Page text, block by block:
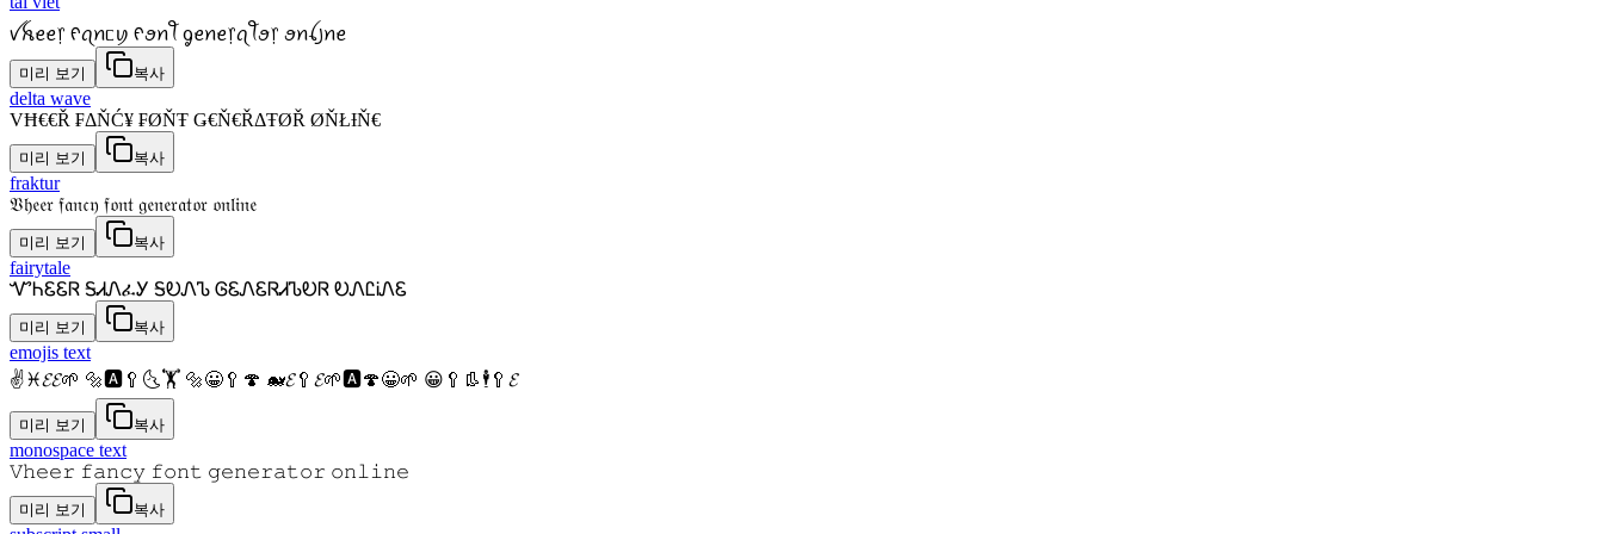
ꪜꫝꫀꫀ᥅ ᠻꪖꪀᥴꪗ ᠻꪮꪀꪻ ᧁꫀꪀꫀ᥅ꪖꪻꪮ᥅ ꪮꪀꪶ꠸ꪀꫀ
미리 보기 복사
delta wave
VĦ€€Ř ₣ΔŇĆ¥ ₣ØŇŦ Ǥ€Ň€ŘΔŦØŘ ØŇŁƗŇ€
미리 보기 복사
fraktur
𝔙𝔥𝔢𝔢𝔯 𝔣𝔞𝔫𝔠𝔶 𝔣𝔬𝔫𝔱 𝔤𝔢𝔫𝔢𝔯𝔞𝔱𝔬𝔯 𝔬𝔫𝔩𝔦𝔫𝔢
미리 보기 복사
fairytale
ᏉᏂᏋᏋᏒ ᎦᏗᏁፈᎩ ᎦᎧᏁᏖ ᎶᏋᏁᏋᏒᏗᏖᎧᏒ ᎧᏁᏝᎥᏁᏋ
미리 보기 복사
emojis text
✌♓𝓔𝓔🌱 🔩🅰🥄🌜🏋 🔩😀🥄🍄 🐋𝓔🥄𝓔🌱🅰🍄😀🌱 😀🥄👢🕴🥄𝓔
미리 보기 복사
monospace text
𝚅𝚑𝚎𝚎𝚛 𝚏𝚊𝚗𝚌𝚢 𝚏𝚘𝚗𝚝 𝚐𝚎𝚗𝚎𝚛𝚊𝚝𝚘𝚛 𝚘𝚗𝚕𝚒𝚗𝚎
미리 보기 복사